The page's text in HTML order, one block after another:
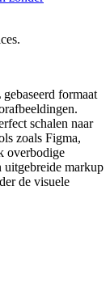
formaat
schalen naar
zoals Figma,
overbodige
uitgebreide markup
de visuele